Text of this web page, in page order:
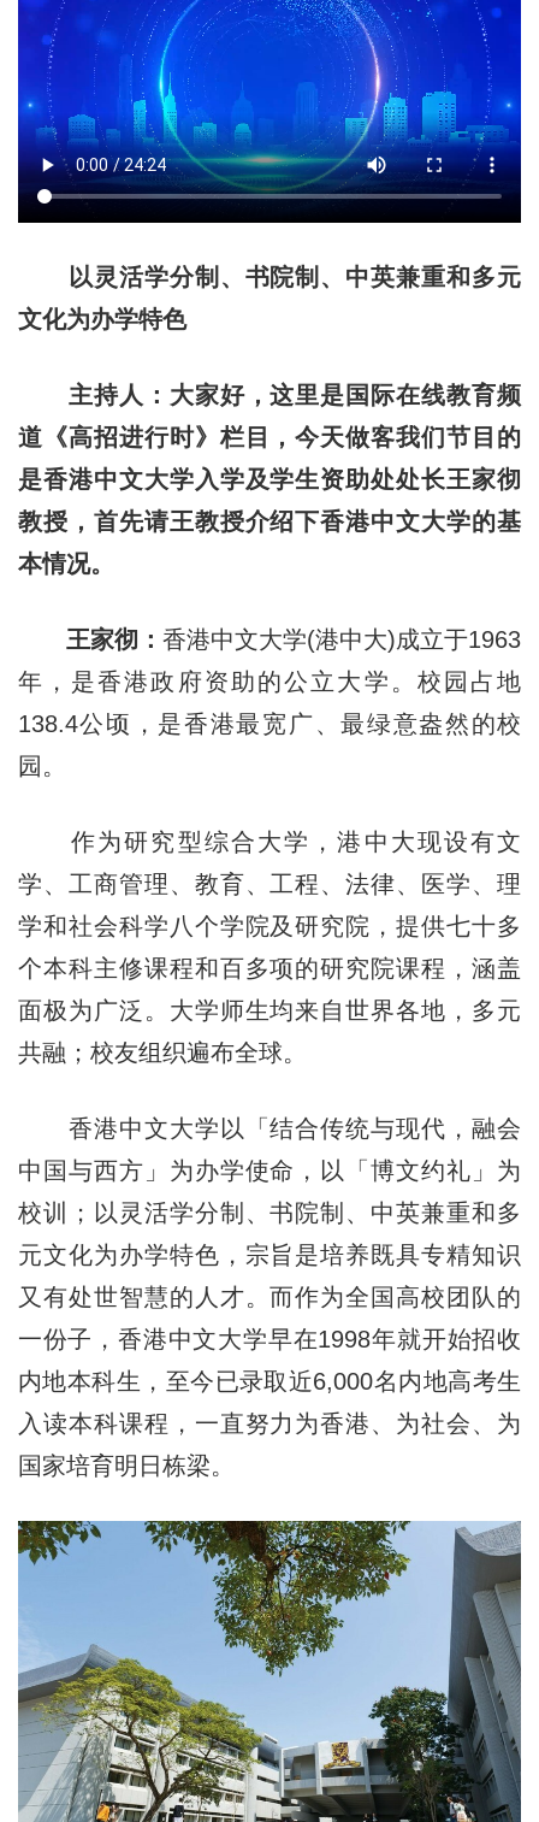
以灵活学分制、书院制、中英兼重和多元
文化为办学特色
主持人：大家好，这里是国际在线教育频
道《高招进行时》栏目，今天做客我们节目的
是香港中文大学入学及学生资助处处长王家彻
教授，首先请王教授介绍下香港中文大学的基
本情况。
王家彻： 香港中文大学(港中大)成立于1963
年，是香港政府资助的公立大学。校园占地
138.4公顷，是香港最宽广、最绿意盎然的校
园。
作为研究型综合大学，港中大现设有文
学、工商管理、教育、工程、法律、医学、理
学和社会科学八个学院及研究院，提供七十多
个本科主修课程和百多项的研究院课程，涵盖
面极为广泛。大学师生均来自世界各地，多元
共融；校友组织遍布全球。
香港中文大学以「结合传统与现代，融会
中国与西方」为办学使命，以「博文约礼」为
校训；以灵活学分制、书院制、中英兼重和多
元文化为办学特色，宗旨是培养既具专精知识
又有处世智慧的人才。而作为全国高校团队的
一份子，香港中文大学早在1998年就开始招收
内地本科生，至今已录取近6,000名内地高考生
入读本科课程，一直努力为香港、为社会、为
国家培育明日栋梁。